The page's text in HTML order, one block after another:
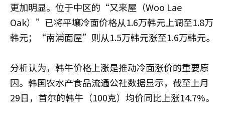
更加明显。位于中区的“又来屋（Woo Lae
Oak）”已将平壤冷面价格从1.6万韩元上调至1.8万
韩元；“南浦面屋”则从1.5万韩元涨至1.6万韩元。
分析认为，韩牛价格上涨是推动冷面涨价的重要原
因。韩国农水产食品流通公社数据显示，截至上月
29日，首尔的韩牛（100克）均价同比上涨14.7%。